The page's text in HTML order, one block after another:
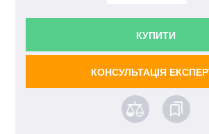
КУПИТИ
КОНСУЛЬТАЦІЯ